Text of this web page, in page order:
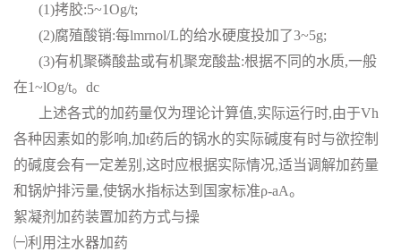
(1)拷胶:5~1Og/t;
(2)腐殖酸销:每lmrnol/L的给水硬度投加了3~5g;
(3)有机聚磷酸盐或有机聚宠酸盐:根据不同的水质,一般
在1~lOg/t。dc
上述各式的加药量仅为理论计算值,实际运行时,由于Vh
各种因素如的影响,加t药后的锅水的实际碱度有时与欲控制
的碱度会有一定差别,这时应根据实际情况,适当调解加药量
和锅炉排污量,使锅水指标达到国家标准ρ-aA。
絮凝剂加药装置加药方式与操
㈠利用注水器加药